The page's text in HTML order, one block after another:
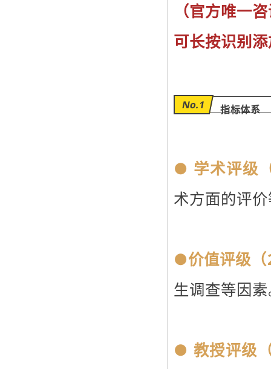
（官方唯一
可长按识别
No.1 指标体系
● 学术评级
术方面的评
●价值评级
生调查等因
● 教授评级